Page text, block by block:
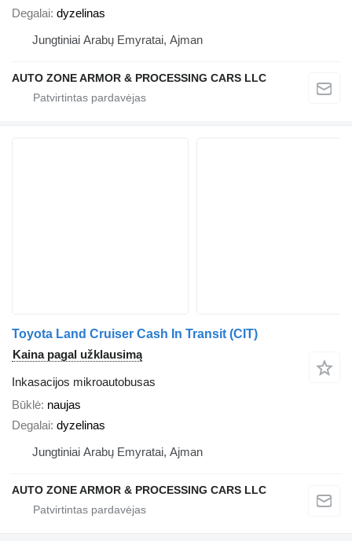
Degalai dyzelinas
Jungtiniai Arabų Emyratai, Ajman
AUTO ZONE ARMOR & PROCESSING CARS LLC
Toyota Land Cruiser Cash In Transit (CIT)
Kaina pagal užklausimą
Inkasacijos mikroautobusas
Būklė naujas
Degalai dyzelinas
Jungtiniai Arabų Emyratai, Ajman
AUTO ZONE ARMOR & PROCESSING CARS LLC